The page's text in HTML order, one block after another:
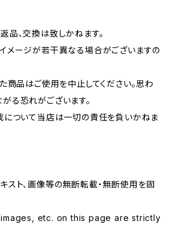
品、交換は致しかねます。
メージが若干異なる場合がございますの
た商品はご使用を中止してください。思わ
る恐れがございます。
について当店は一切の責任を負いかねま
スト、画像等の無断転載・無断使用を固
etc. on this page are strictly